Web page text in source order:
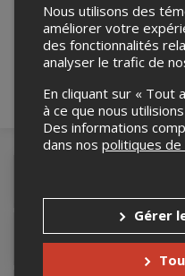
Accès au site de
Nous utilisons des
améliorer votre
des fonctionnalités
analyser le trafic de
En cliquant sur « Tout
à ce que nous
Des informations
dans nos politiques
Gérer